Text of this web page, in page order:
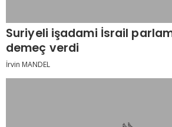
Suriyeli işadami İsrail
demeç verdi
İrvin MANDEL